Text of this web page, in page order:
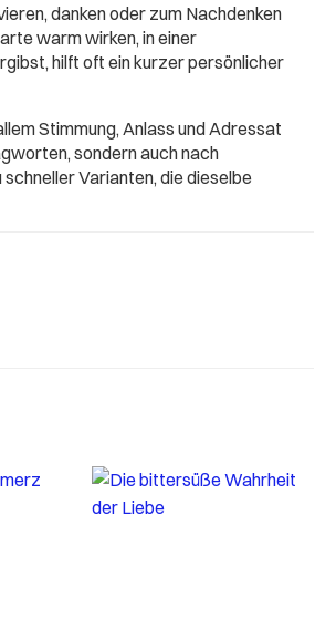
danken oder zum Nachdenken
warm wirken, in einer
hilft oft ein kurzer persönlicher
Stimmung, Anlass und Adressat
sondern auch nach
Varianten, die dieselbe